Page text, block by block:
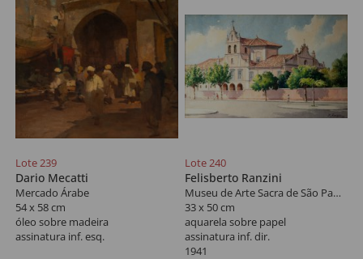
Lote 239
Dario Mecatti
Mercado Árabe
54 x 58 cm
óleo sobre madeira
assinatura inf. esq.
Lote 240
Felisberto Ranzini
Museu de Arte Sacra de São Paulo
33 x 50 cm
aquarela sobre papel
assinatura inf. dir.
1941